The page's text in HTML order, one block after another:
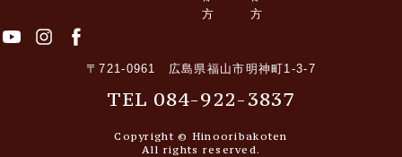
〒721-0961 広島県福山市明神町1-3-7
TEL 084-922-3837
Copyright © Hinooribakoten
All rights reserved.